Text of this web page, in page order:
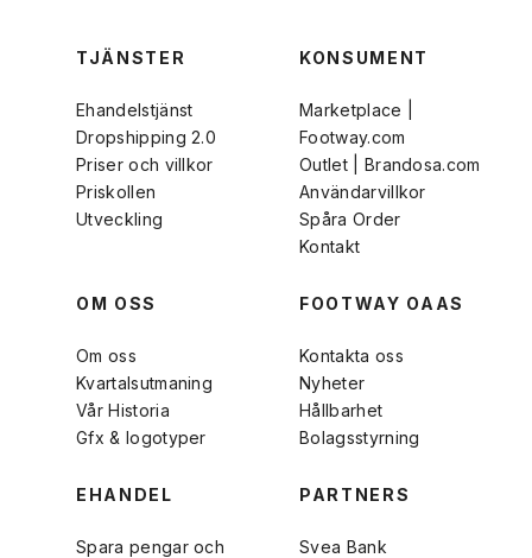
TJÄNSTER
Ehandelstjänst
Dropshipping 2.0
Priser och villkor
Priskollen
Utveckling
KONSUMENT
Marketplace |
Footway.com
Outlet | Brandosa.com
Användarvillkor
Spåra Order
Kontakt
OM OSS
Om oss
Kvartalsutmaning
Vår Historia
Gfx & logotyper
FOOTWAY OAAS
Kontakta oss
Nyheter
Hållbarhet
Bolagsstyrning
EHANDEL
Spara pengar och
PARTNERS
Svea Bank